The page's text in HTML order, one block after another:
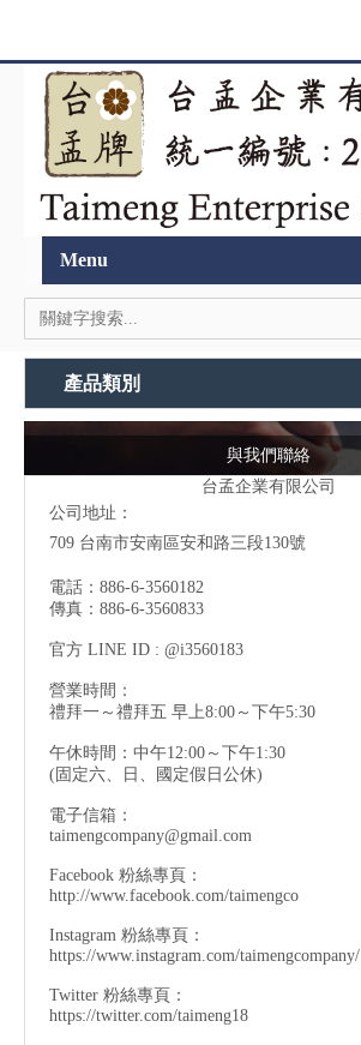
Menu
產品類別
與我們聯絡
台孟企業有限公司
公司地址：
709 台南市安南區安和路三段130號
電話：886-6-3560182
傳真：886-6-3560833
官方 LINE ID : @i3560183
營業時間：
禮拜一～禮拜五 早上8:00～下午5:30
午休時間：中午12:00～下午1:30
(固定六、日、國定假日公休)
電子信箱：
taimengcompany@gmail.com
Facebook 粉絲專頁：
http://www.facebook.com/taimengco
Instagram 粉絲專頁：
https://www.instagram.com/taimengcompany/
Twitter 粉絲專頁：
https://twitter.com/taimeng18